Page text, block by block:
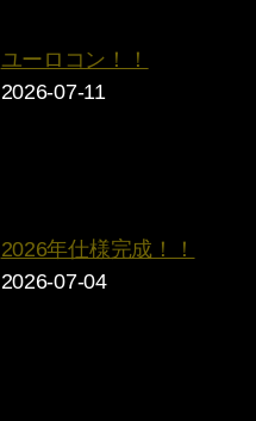
ユーロコン！！
2026-07-11
2026年仕様完成！！
2026-07-04